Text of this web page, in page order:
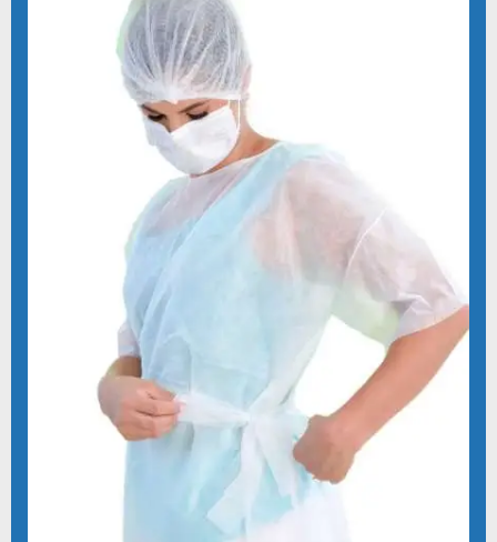
GORRO CIRURGICO PREÇO
GUARDA PÓ DESCARTÁVEL
INDUSTRIA DE PRODUTOS DESCARTAVEIS HOSPITALARES
INVOLUCRO PARA ESTERILIZAÇÃO
JALECOS DESCARTAVEIS EM TNT
KIT BASICO ODONTOLOGICO
KIT CIRÚRGICO PARA CONSULTÓRIO ODONTOLÓGICO
KIT CIRÚRGICO DESCARTÁVEL
KIT CIRÚRGICO DESCARTÁVEL ESTÉRIL
KIT CIRÚRGICO ESTÉRIL
KIT CIRURGICO ESTERIL IMPLANTE
KIT CIRÚRGICO ESTÉRIL ODONTOLOGIA